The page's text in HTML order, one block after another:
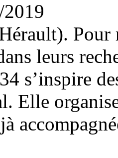
leurs
s’inspire
Elle